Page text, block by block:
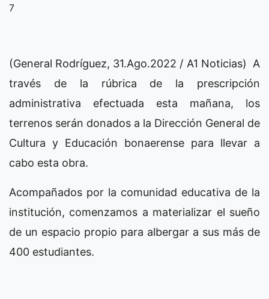
7
(General Rodríguez, 31.Ago.2022 / A1 Noticias) A
través de la rúbrica de la prescripción
administrativa efectuada esta mañana, los
terrenos serán donados a la Dirección General de
Cultura y Educación bonaerense para llevar a
cabo esta obra.
Acompañados por la comunidad educativa de la
institución, comenzamos a materializar el sueño
de un espacio propio para albergar a sus más de
400 estudiantes.